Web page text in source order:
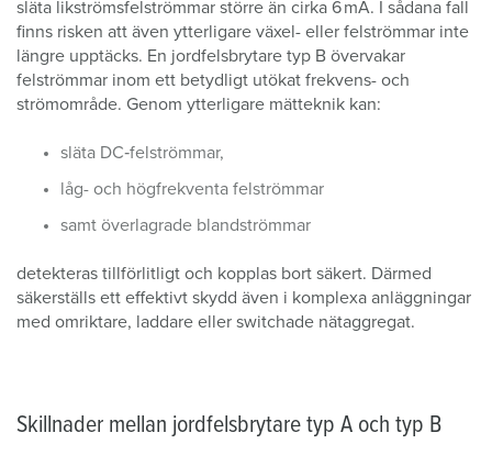
släta likströmsfelströmmar större än cirka 6 mA. I sådana fall
finns risken att även ytterligare växel- eller felströmmar inte
längre upptäcks. En jordfelsbrytare typ B övervakar
felströmmar inom ett betydligt utökat frekvens- och
strömområde. Genom ytterligare mätteknik kan:
släta DC‑felströmmar,
låg- och högfrekventa felströmmar
samt överlagrade blandströmmar
detekteras tillförlitligt och kopplas bort säkert. Därmed
säkerställs ett effektivt skydd även i komplexa anläggningar
med omriktare, laddare eller switchade nätaggregat.
Skillnader mellan jordfelsbrytare typ A och typ B